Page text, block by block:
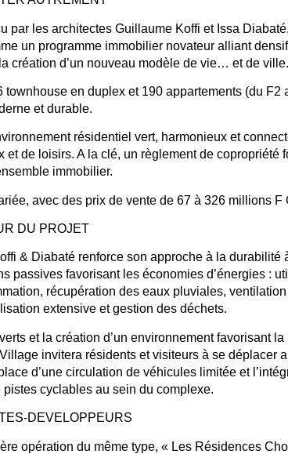
par les architectes Guillaume Koffi et Issa Diabaté
un programme immobilier novateur alliant
création d’un nouveau modèle de vie… et de ville.
townhouse en duplex et 190 appartements (du F2
et durable.
résidentiel vert, harmonieux et
et de loisirs. A la clé, un règlement de copropriété
immobilier.
avec des prix de vente de 67 à 326 millions F
DU PROJET
& Diabaté renforce son approche à la durabilité
passives favorisant les économies d’énergies :
récupération des eaux pluviales, ventilation
extensive et gestion des déchets.
et la création d’un environnement favorisant
invitera résidents et visiteurs à se déplacer
d’une circulation de véhicules limitée et
cyclables au sein du complexe.
DEVELOPPEURS
opération du même type, « Les Résidences